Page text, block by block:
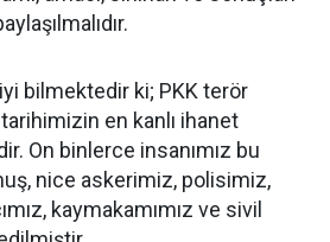
bilmektedir ki; PKK terör
en kanlı ihanet
On binlerce insanımız bu
nice askerimiz, polisimiz,
kaymakamımız ve sivil